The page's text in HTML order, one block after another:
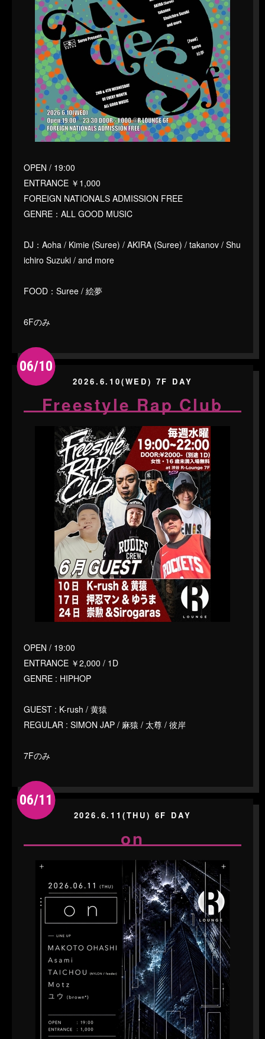
OPEN / 19:00
ENTRANCE ￥1,000
FOREIGN NATIONALS ADMISSION FREE
GENRE：ALL GOOD MUSIC
DJ：Aoha / Kimie (Suree) / AKIRA (Suree) / takanov / Shu
ichiro Suzuki / and more
FOOD：Suree / 絵夢
6Fのみ
06/10
2026.6.10(WED) 7F DAY
Freestyle Rap Club
OPEN / 19:00
ENTRANCE ￥2,000 / 1D
GENRE : HIPHOP
GUEST : K-rush / 黄猿
REGULAR : SIMON JAP / 麻猿 / 太尊 / 彼岸
7Fのみ
06/11
2026.6.11(THU) 6F DAY
on